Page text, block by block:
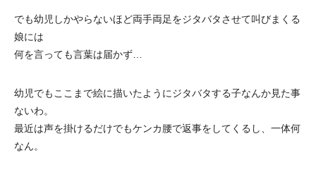
でも幼児しかやらないほど両手両足をジタバタさせて叫びまくる
娘には
何を言っても言葉は届かず…
幼児でもここまで絵に描いたようにジタバタする子なんか見た事
ないわ。
最近は声を掛けるだけでもケンカ腰で返事をしてくるし、一体何
なん。